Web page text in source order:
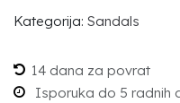
Kategorija: Sandals
14 dana za povrat
Isporuka do 5 radnih